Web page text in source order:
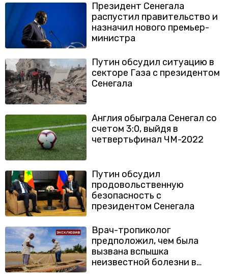
Президент Сенегала
распустил правительство и
назначил нового премьер-
министра
Путин обсудил ситуацию в
секторе Газа с президентом
Сенегала
Англия обыграла Сенегал со
счетом 3:0, выйдя в
четвертьфинал ЧМ-2022
Путин обсудил
продовольственную
безопасность с
президентом Сенегала
Врач-тропиколог
предположил, чем была
вызвана вспышка
неизвестной болезни в